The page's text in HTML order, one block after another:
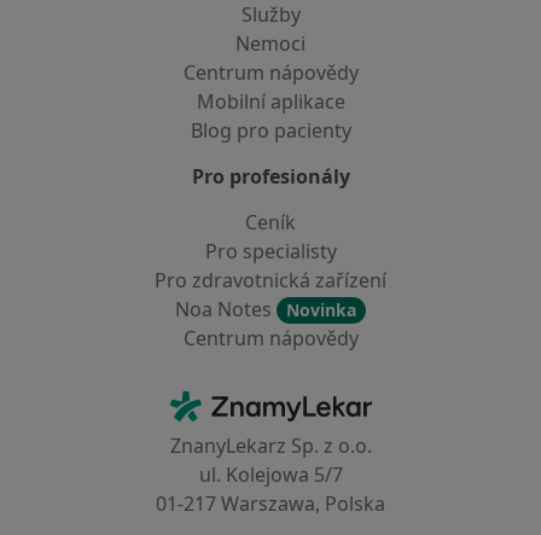
Služby
Nemoci
Centrum nápovědy
Mobilní aplikace
Blog pro pacienty
Pro profesionály
Ceník
Pro specialisty
Pro zdravotnická zařízení
Noa Notes
Novinka
Centrum nápovědy
ZnamyLekar - Hlavní stránka
ZnanyLekarz Sp. z o.o.
ul. Kolejowa 5/7
01-217 Warszawa, Polska